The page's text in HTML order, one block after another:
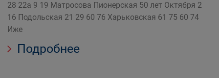
28 22а 9 19 Матросова Пионерская 50 лет Октября 2
16 Подольская 21 29 60 76 Харьковская 61 75 60 74
Иже
Подробнее